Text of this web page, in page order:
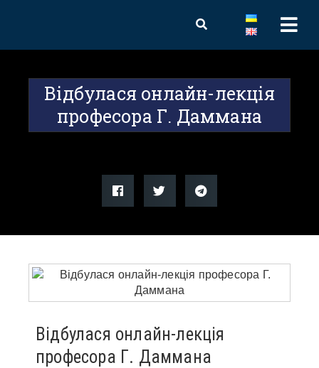
Відбулася онлайн-лекція
професора Г. Даммана
Відбулася онлайн-лекція
професора Г. Даммана